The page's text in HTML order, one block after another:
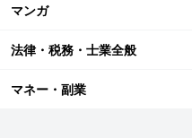
マンガ
法律・税務・士業全般
マネー・副業